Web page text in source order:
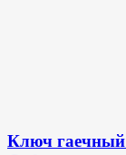
Ключ